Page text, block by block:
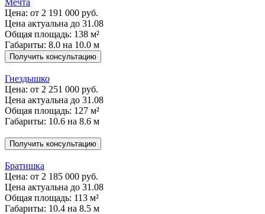
Цена: от 2 191 000 руб.
Цена актуальна до 31.08
Общая площадь: 138 м²
Габариты: 8.0 на 10.0 м
Получить консультацию
Гнездышко
Цена: от 2 251 000 руб.
Цена актуальна до 31.08
Общая площадь: 127 м²
Габариты: 10.6 на 8.6 м
Получить консультацию
Братишка
Цена: от 2 185 000 руб.
Цена актуальна до 31.08
Общая площадь: 113 м²
Габариты: 10.4 на 8.5 м